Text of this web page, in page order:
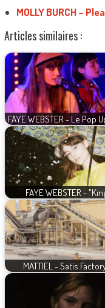
MOLLY BURCH –
Articles similaires :
FAYE WEBSTER - Le Pop
FAYE WEBSTER -
MATTIEL - Satis